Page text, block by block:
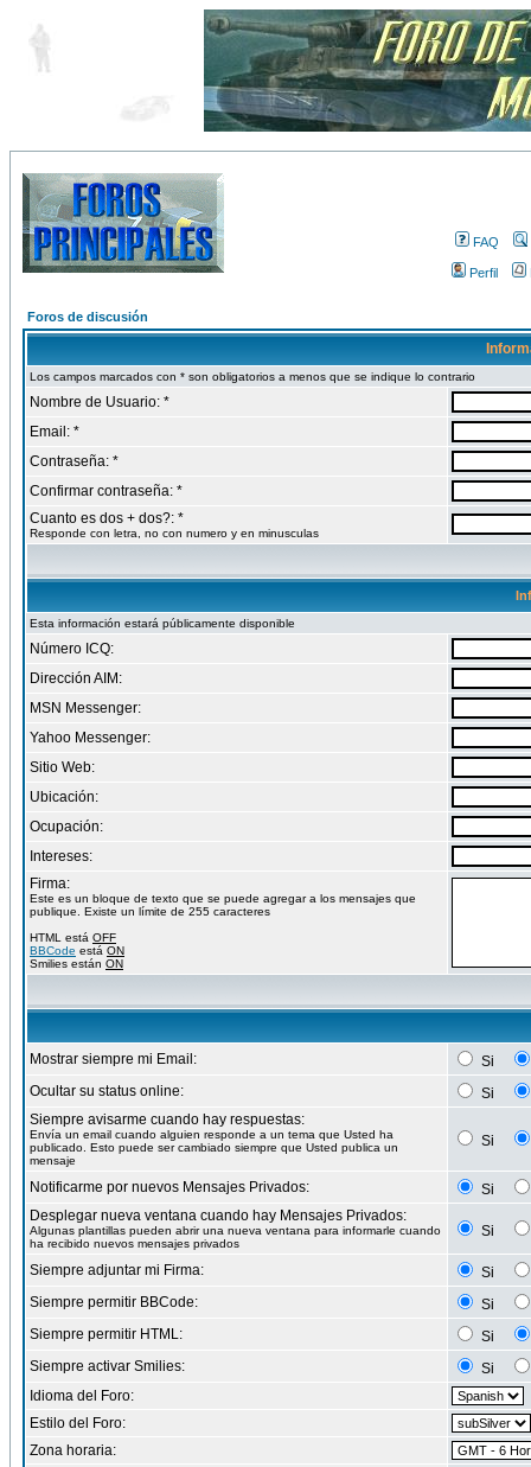
FAQ
Perfil
Foros de discusión
Los campos marcados con * son obligatorios a menos que se indique lo contrario
Nombre de Usuario: *
Email: *
Contraseña: *
Confirmar contraseña: *
Cuanto es dos + dos?: *
Responde con letra, no con numero y en minusculas
Esta información estará públicamente disponible
Número ICQ:
Dirección AIM:
MSN Messenger:
Yahoo Messenger:
Sitio Web:
Ubicación:
Ocupación:
Intereses:
Firma:
Este es un bloque de texto que se puede agregar a los mensajes que
publique. Existe un límite de 255 caracteres
HTML está OFF
BBCode está ON
Smilies están ON
Mostrar siempre mi Email:
Si
Ocultar su status online:
Si
Siempre avisarme cuando hay respuestas:
Envía un email cuando alguien responde a un tema que Usted ha
publicado. Esto puede ser cambiado siempre que Usted publica un
mensaje
Si
Notificarme por nuevos Mensajes Privados:
Si
Desplegar nueva ventana cuando hay Mensajes Privados:
Algunas plantillas pueden abrir una nueva ventana para informarle cuando
ha recibido nuevos mensajes privados
Si
Siempre adjuntar mi Firma:
Si
Siempre permitir BBCode:
Si
Siempre permitir HTML:
Si
Siempre activar Smilies:
Si
Idioma del Foro:
Estilo del Foro:
Zona horaria: